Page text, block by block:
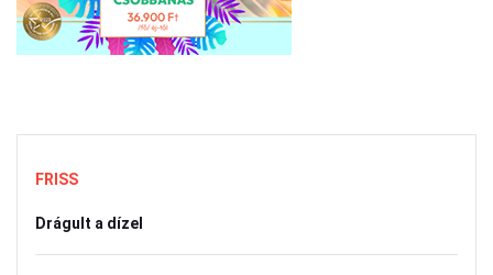
FRISS
Drágult a dízel